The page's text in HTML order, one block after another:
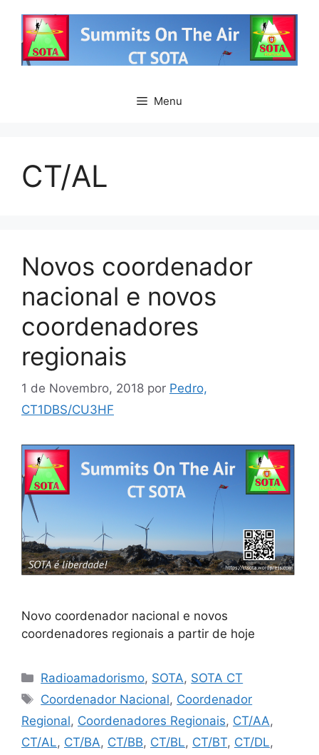
conteúdo
Menu
CT/AL
Novos coordenador
nacional e novos
coordenadores
regionais
1 de Novembro, 2018 por Pedro,
CT1DBS/CU3HF
Novo coordenador nacional e novos
coordenadores regionais a partir de hoje
Categorias
Radioamadorismo, SOTA, SOTA CT
Etiquetas
Coordenador Nacional, Coordenador
Regional, Coordenadores Regionais, CT/AA,
CT/AL, CT/BA, CT/BB, CT/BL, CT/BT, CT/DL,